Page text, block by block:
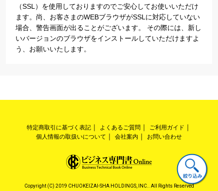
（SSL）を使用しておりますのでご安心してお使いいただけ
ます。尚、お客さまのWEBブラウザがSSLに対応していない
場合、警告画面が出ることがございます。 その際には、新し
いバージョンのブラウザをインストールしていただけますよ
う、お願いいたします。
特定商取引に基づく表記 よくあるご質問
ご利用ガイド
個人情報の取扱いについて
会社案内 お問い合わせ
Copyright (C) 2019 CHUOKEIZAI-SHA HOLDINGS, INC.. All Rights Reserved